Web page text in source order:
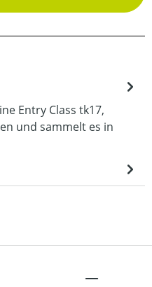
Entry Class tk17,
und sammelt es in